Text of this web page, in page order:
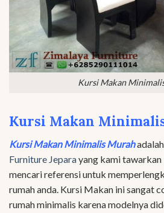
Kursi Makan
Kursi Makan
Kursi Makan Minimalis Murah
Furniture Jeparayang kami tawarkan
mencari referensi untuk
rumah anda. Kursi Makan ini sangat
rumah minimalis karena modelnya